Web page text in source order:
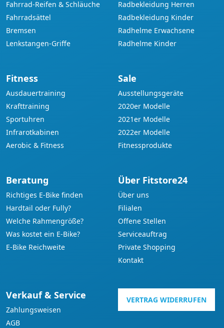
Fahrrad-Reifen & Schläuche
Fahrradsättel
Bremsen
Lenkstangen-Griffe
Radbekleidung Herren
Radbekleidung Kinder
Radhelme Erwachsene
Radhelme Kinder
Fitness
Ausdauertraining
Krafttraining
Sportuhren
Infrarotkabinen
Aerobic & Fitness
Sale
Ausstellungsgeräte
2020er Modelle
2021er Modelle
2022er Modelle
Fitnessprodukte
Beratung
Richtiges E-Bike finden
Hardtail oder Fully?
Welche Rahmengröße?
Was kostet ein E-Bike?
E-Bike Reichweite
Über Fitstore24
Über uns
Filialen
Offene Stellen
Serviceauftrag
Private Shopping
Kontakt
Verkauf & Service
Zahlungsweisen
AGB
VERTRAG WIDERRUFEN